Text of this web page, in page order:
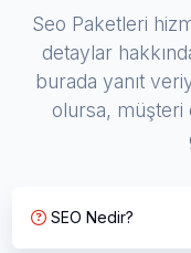
Seo Paketleri
detaylar
burada yanıt
olursa, müşteri
SEO Nedir?